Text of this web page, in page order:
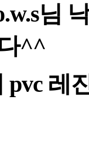
님
^^
pvc 레